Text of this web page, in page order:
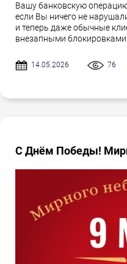
Вашу банковскую
если Вы ничего не
и теперь даже обычные
внезапными блокировками
14.05.2026 76
С Днём Победы!